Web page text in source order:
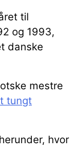
til
og 1993,
danske
mestre
tungt
hvor